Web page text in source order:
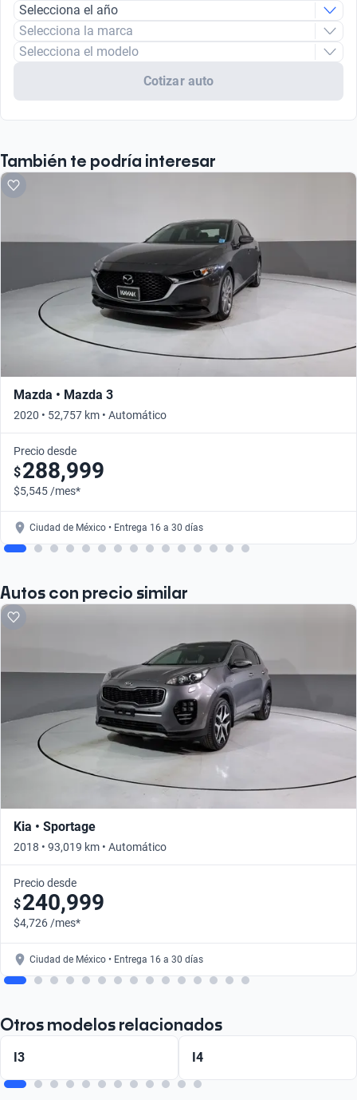
Selecciona el año
Selecciona la marca
Selecciona el modelo
Cotizar auto
También te podría interesar
Mazda • Mazda 3
2020 • 52,757 km • Automático
Precio desde
$288,999
$5,545 /mes*
Ciudad de México • Entrega 16 a 30 días
Autos con precio similar
Kia • Sportage
2018 • 93,019 km • Automático
Precio desde
$240,999
$4,726 /mes*
Ciudad de México • Entrega 16 a 30 días
Otros modelos relacionados
I3 I4